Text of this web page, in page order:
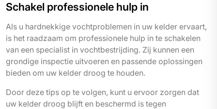
Schakel professionele hulp in
Als u hardnekkige vochtproblemen in uw kelder ervaart,
is het raadzaam om professionele hulp in te schakelen
van een specialist in vochtbestrijding. Zij kunnen een
grondige inspectie uitvoeren en passende oplossingen
bieden om uw kelder droog te houden.
Door deze tips op te volgen, kunt u ervoor zorgen dat
uw kelder droog blijft en beschermd is tegen